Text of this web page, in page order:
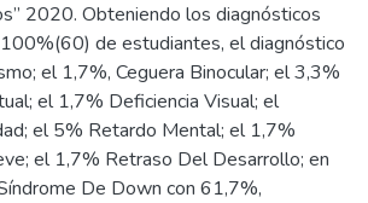
2020. Obteniendo los diagnósticos
de estudiantes, el diagnóstico
el 1,7%, Ceguera Binocular; el 3,3%
el 1,7% Deficiencia Visual; el
el 5% Retardo Mental; el 1,7%
el 1,7% Retraso Del Desarrollo; en
De Down con 61,7%,